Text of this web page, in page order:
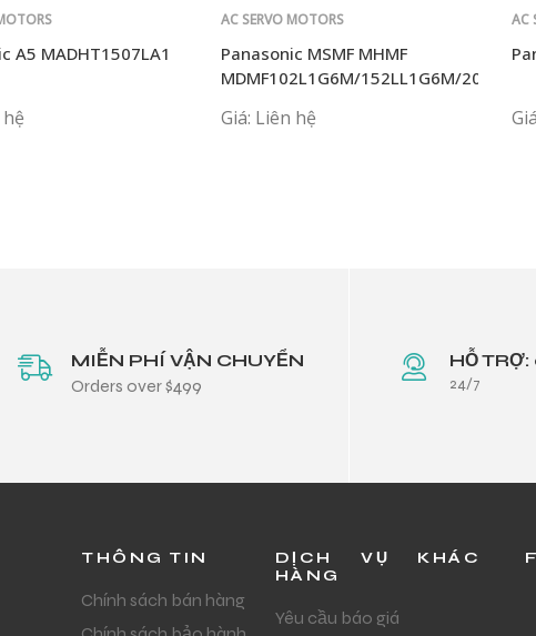
A5 MADHT1507LA1
AC SERVO MOTORS
Panasonic MSMF MHMF
MDMF102L1G6M/152LL1G6M/
Giá: Liên hệ
AC
MIỄN PHÍ VẬN CHUYỂN
Orders over $499
HỖ
24/7
THÔNG TIN
Chính sách bán hàng
DỊCH VỤ KHÁC
HÀNG
Yêu cầu báo giá